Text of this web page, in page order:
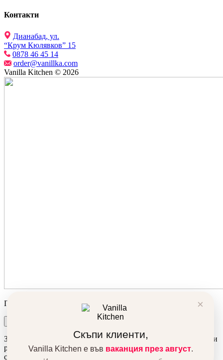
Контакти
Дианабад, ул.
“Крум Кюлявков” 15
0878 46 45 14
order@vanillka.com
Vanilla Kitchen © 2026
×
Скъпи клиенти,
Vanilla Kitchen е във ваканция през август.
Продуктът беше добавен в количката ви!
За да подобрим вашето преживяване, използваме бисквитки и
ресурси от трети сайтове. Използвайки сайта автоматично се
съгласявате с това.